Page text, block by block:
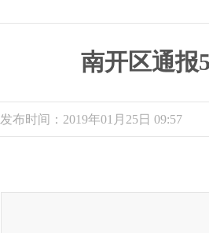
南开区通报
发布时间：2019年01月25日 09:57